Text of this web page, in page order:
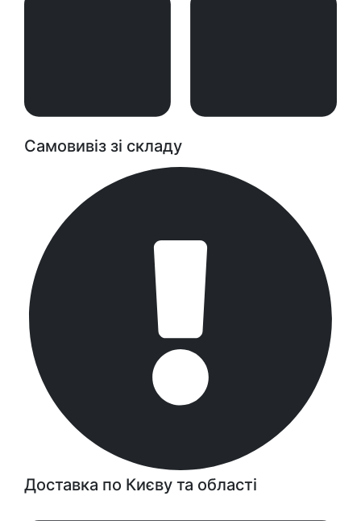
Самовивіз зі складу
Доставка по Києву та області